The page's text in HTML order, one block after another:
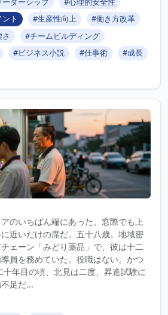
ト #生産性向上
#働き方改革
#チームビルディング
#ビジネス小説 #仕事術
#成長
のいちばん端にあった。窓際でも上
近いだけの席だ。五十八歳。地域密
ェーン「みどり薬品」で、彼は十二
員を務めていた。役職はない。かつ
年目の頃、北見は二度、昇進試験に
足だ...